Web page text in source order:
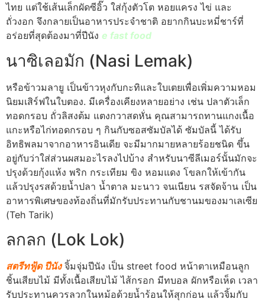
ไทย แต่ใช้เส้นเล็กผัดซีอิ๊ว ใส่กุ้งตัวโต หอยแครง ไข่ และ
ถั่วงอก จึงกลายเป็นอาหารประจำชาติ อยากกินบะหมี่ชาร์ที่
อร่อยที่สุดต้องมาที่ปีนัง e fast food
นาซิเลอมัก (Nasi Lemak)
หรือข้าวมลายู เป็นข้าวหุงกับกะทิและใบเตยเพื่อเพิ่มความหอม
นิยมเสิร์ฟในใบตอง. มีเครื่องเคียงหลายอย่าง เช่น ปลาตัวเล็ก
ทอดกรอบ ถั่วลิสงต้ม แตงกวาสดหั่น คุณสามารถทานแกงเนื้อ
แกะหรือไก่ทอดกรอบ ๆ กินกับซอสซัมบัลได้ ซัมบัลนี้ ได้รับ
อิทธิพลมาจากอาหารอินเดีย จะมีมากมายหลายร้อยชนิด ขึ้น
อยู่กับว่าใส่ส่วนผสมอะไรลงไปบ้าง สำหรับนาซีลีเมอร์นั้นมักจะ
ปรุงด้วยกุ้งแห้ง พริก กระเทียม ขิง หอมแดง โขลกให้เข้ากัน
แล้วปรุงรสด้วยน้ำปลา น้ำตาล มะนาว จนเนียน รสจัดจ้าน เป็น
อาหารพิเศษของท้องถิ่นที่มักรับประทานกับชานมของมาเลเซีย
(Teh Tarik)
ลกลก (Lok Lok)
สตรีทฟู้ด ปีนังจิ้มจุ่มปีนัง เป็น street food หน้าตาเหมือนลูก
ชิ้นเสียบไม้ มีทั้งเนื้อเสียบไม้ ไส้กรอก มีทบอล ผักหรือเห็ด เวลา
รับประทานควรลวกในหม้อด้วยน้ำร้อนให้สุกก่อน แล้วจิ้มกับ